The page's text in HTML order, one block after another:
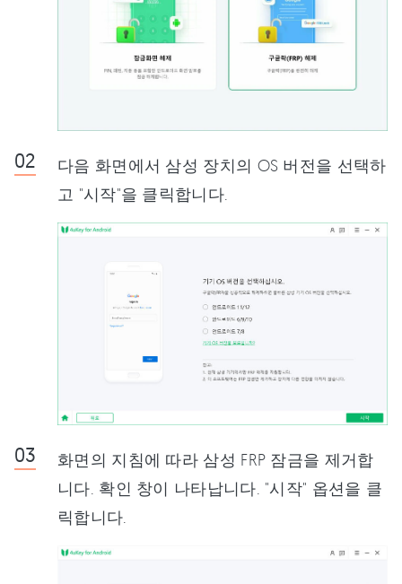
다음 화면에서 삼성 장치의 OS 버전을 선택하
고 "시작"을 클릭합니다.
화면의 지침에 따라 삼성 FRP 잠금을 제거합
니다. 확인 창이 나타납니다. "시작" 옵션을 클
릭합니다.